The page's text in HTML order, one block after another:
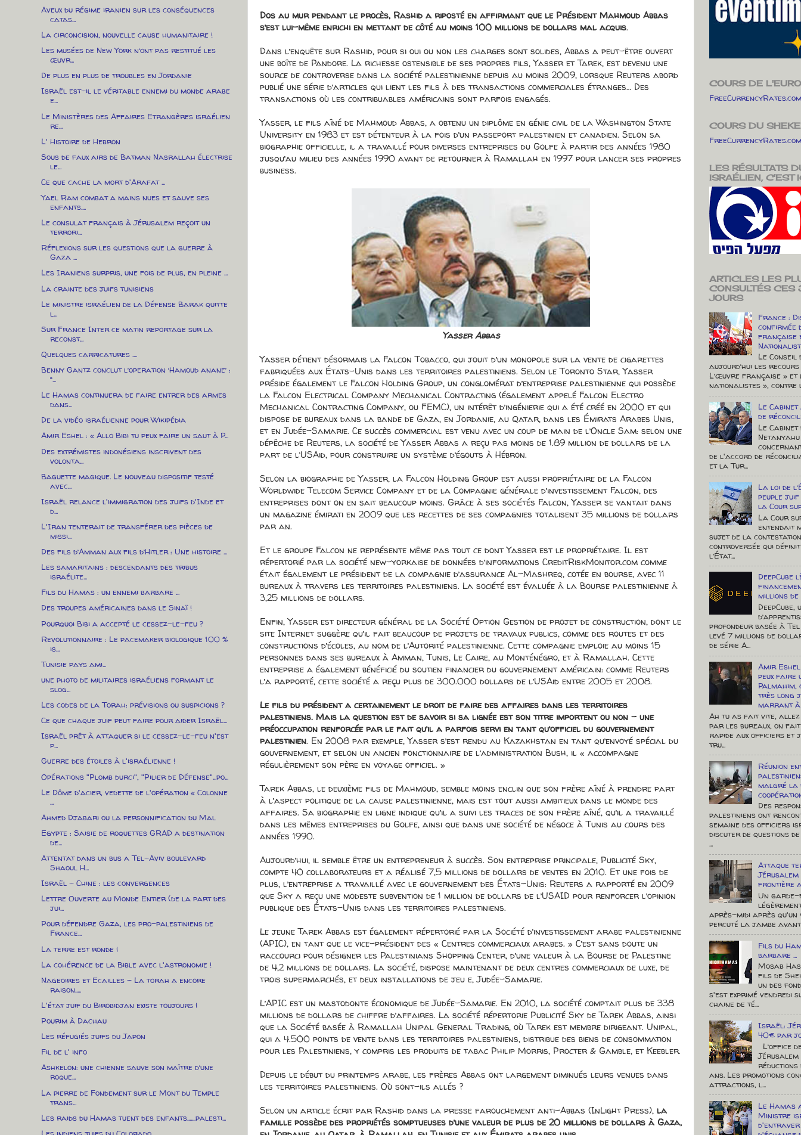
Dos au mur pendant le procès, Rashid a riposté en affirmant que le Président Mahmoud Abbas
s’est lui-même enrichi en mettant de côté au moins 100 millions de dollars mal acquis.
Dans l’enquête sur Rashid, pour si oui ou non les charges sont solides, Abbas a peut-être ouvert
une boîte de Pandore. La richesse ostensible de ses propres fils, Yasser et Tarek, est devenu une
source de controverse dans la société palestinienne depuis au moins 2009, lorsque Reuters abord
publié une série d’articles qui lient les fils à des transactions commerciales étranges… Des
transactions où les contribuables américains sont parfois engagés.
Yasser, le fils aîné de Mahmoud Abbas, a obtenu un diplôme en génie civil de la Washington State
University en 1983 et est détenteur à la fois d’un passeport palestinien et canadien. Selon sa
biographie officielle, il a travaillé pour diverses entreprises du Golfe à partir des années 1980
jusqu’au milieu des années 1990 avant de retourner à Ramallah en 1997 pour lancer ses propres
business.
Yasser Abbas
Yasser détient désormais la Falcon Tobacco, qui jouit d’un monopole sur la vente de cigarettes
fabriquées aux États-Unis dans les territoires palestiniens. Selon le Toronto Star, Yasser
préside également le Falcon Holding Group, un conglomérat d’entreprise palestinienne qui possède
la Falcon Electrical Company Mechanical Contracting (également appelé Falcon Electro
Mechanical Contracting Company, ou FEMC), un intérêt d’ingénierie qui a été créé en 2000 et qui
dispose de bureaux dans la bande de Gaza, en Jordanie, au Qatar, dans les Émirats Arabes Unis,
et en Judée-Samarie. Ce succès commercial est venu avec un coup de main de l’Oncle Sam: selon une
dépêche de Reuters, la société de Yasser Abbas a reçu pas moins de 1.89 million de dollars de la
part de l’USAid, pour construire un système d’égouts à Hébron.
Selon la biographie de Yasser, la Falcon Holding Group est aussi propriétaire de la Falcon
Worldwide Telecom Service Company et de la Compagnie générale d’investissement Falcon, des
entreprises dont on en sait beaucoup moins. Grâce à ses sociétés Falcon, Yasser se vantait dans
un magazine émirati en 2009 que les recettes de ses compagnies totalisent 35 millions de dollars
par an.
Et le groupe Falcon ne représente même pas tout ce dont Yasser est le propriétaire. Il est
répertorié par la société new-yorkaise de données d’informations CreditRiskMonitor.com comme
était également le président de la compagnie d’assurance Al-Mashreq, cotée en bourse, avec 11
bureaux à travers les territoires palestiniens. La société est évaluée à la Bourse palestinienne à
3,25 millions de dollars.
Enfin, Yasser est directeur général de la Société Option Gestion de projet de construction, dont le
site Internet suggère qu’il fait beaucoup de projets de travaux publics, comme des routes et des
constructions d’écoles, au nom de l’Autorité palestinienne. Cette compagnie emploie au moins 15
personnes dans ses bureaux à Amman, Tunis, Le Caire, au Monténégro, et à Ramallah. Cette
entreprise a également bénéficié du soutien financier du gouvernement américain: comme Reuters
l’a rapporté, cette société a reçu plus de 300.000 dollars de l’USAid entre 2005 et 2008.
Le fils du président a certainement le droit de faire des affaires dans les territoires
palestiniens. Mais la question est de savoir si sa lignée est son titre importent ou non – une
préoccupation renforcée par le fait qu’il a parfois servi en tant qu’officiel du gouvernement
palestinien. En 2008 par exemple, Yasser s’est rendu au Kazakhstan en tant qu’envoyé spécial du
gouvernement, et selon un ancien fonctionnaire de l’administration Bush, il « accompagne
régulièrement son père en voyage officiel. »
Tarek Abbas, le deuxième fils de Mahmoud, semble moins enclin que son frère aîné à prendre part
à l’aspect politique de la cause palestinienne, mais est tout aussi ambitieux dans le monde des
affaires. Sa biographie en ligne indique qu’il a suivi les traces de son frère aîné, qu’il a travaillé
dans les mêmes entreprises du Golfe, ainsi que dans une société de négoce à Tunis au cours des
années 1990.
Aujourd’hui, il semble être un entrepreneur à succès. Son entreprise principale, Publicité Sky,
compte 40 collaborateurs et a réalisé 7,5 millions de dollars de ventes en 2010. Et une fois de
plus, l’entreprise a travaillé avec le gouvernement des États-Unis: Reuters a rapporté en 2009
que Sky a reçu une modeste subvention de 1 million de dollars de l’USAID pour renforcer l’opinion
publique des États-Unis dans les territoires palestiniens.
Le jeune Tarek Abbas est également répertorié par la Société d’investissement arabe palestinienne
(APIC), en tant que le vice-président des « Centres commerciaux arabes. » C’est sans doute un
raccourci pour désigner les Palestinians Shopping Center, d’une valeur à la Bourse de Palestine
de 4,2 millions de dollars. La société, dispose maintenant de deux centres commerciaux de luxe, de
trois supermarchés, et deux installations de jeu e, Judée-Samarie.
L’APIC est un mastodonte économique de Judée-Samarie. En 2010, la société comptait plus de 338
millions de dollars de chiffre d’affaires. La société répertorie Publicité Sky de Tarek Abbas, ainsi
que la Société basée à Ramallah Unipal General Trading, où Tarek est membre dirigeant. Unipal,
qui a 4.500 points de vente dans les territoires palestiniens, distribue des biens de consommation
pour les Palestiniens, y compris les produits de tabac Philip Morris, Procter & Gamble, et Keebler.
Depuis le début du printemps arabe, les frères Abbas ont largement diminués leurs venues dans
les territoires palestiniens. Où sont-ils allés ?
Selon un article écrit par Rashid dans la presse farouchement anti-Abbas (InLight Press), la
famille possède des propriétés somptueuses d’une valeur de plus de 20 millions de dollars à Gaza,
Aveux du régime iranien sur les conséquences
catas...
La circoncision, nouvelle cause humanitaire !
Les musées de New York n’ont pas restitué les
œuvr...
De plus en plus de troubles en Jordanie
Israël est-il le véritable ennemi du monde arabe
e...
Le Ministères des Affaires Etrangères israélien
re...
L' Histoire de Hebron
Sous de faux airs de Batman Nasrallah électrise
le...
Ce que cache la mort d'Arafat ...
Yael Ram combat a mains nues et sauve ses
enfants....
Le consulat français à Jérusalem reçoit un
terrori...
Réflexions sur les questions que la guerre à
Gaza ...
Les Iraniens surpris, une fois de plus, en pleine ...
La crainte des juifs tunisiens
Le ministre israélien de la Défense Barak quitte
l...
Sur France Inter ce matin reportage sur la
reconst...
Quelques carricatures ....
Benny Gantz conclut l’operation ‘Hamoud anane’ :
“...
Le Hamas continuera de faire entrer des armes
dans...
De la vidéo israélienne pour Wikipédia
Amir Eshel : « Allo Bibi tu peux faire un saut à P...
Des extrémistes indonésiens inscrivent des
volonta...
Baguette magique. Le nouveau dispositif testé
avec...
Israël relance l'immigration des juifs d'Inde et
d...
L'Iran tenterait de transférer des pièces de
missi...
Des fils d’Amman aux fils d’Hitler : Une histoire ...
Les samaritains : descendants des tribus
israélite...
Fils du Hamas : un ennemi barbare ...
Des troupes américaines dans le Sinaï !
Pourquoi Bibi a accepté le cessez-le-feu ?
Revolutionnaire : Le pacemaker biologique 100 %
is...
Tunisie pays ami...
une photo de militaires israéliens formant le
slog...
Les codes de la Torah: prévisions ou suspicions ?
Ce que chaque juif peut faire pour aider Israël...
Israël prêt à attaquer si le cessez-le-feu n'est
p...
Guerre des étoiles à l'israélienne !
Opérations "Plomb durci", "Pilier de Défense"...po...
Le Dôme d'acier, vedette de l'opération « Colonne
...
Ahmed Djabari ou la personnification du Mal
Egypte : Saisie de roquettes GRAD a destination
de...
Attentat dans un bus a Tel-Aviv boulevard
Shaoul H...
Israël – Chine : les convergences
Lettre Ouverte au Monde Entier (de la part des
jui...
Pour défendre Gaza, les pro-palestiniens de
France...
La terre est ronde !
La cohérence de la Bible avec l'astronomie !
Nageoires et Ecailles - La torah a encore
raison.....
L'état juif du Birobidjan existe toujours !
Pourim à Dachau
Les réfugiés juifs du Japon
Fil de l' info
Ashkelon: une chienne sauve son maître d’une
roque...
La pierre de Fondement sur le Mont du Temple
trans...
Les raids du Hamas tuent des enfants.......palesti...
COURS DE L'EURO
FreeCurrencyRates.com
COURS DU
FreeCurrencyRates.com
LES RÉSULTATS
ISRAÉLIEN, C'EST
ARTICLES LES
CONSULTÉS CES
JOURS
France :
confirmée
française
Le
aujourd’hui les
L’œuvre française » et
nationalistes », contre
Le
de
Le
de l'accord de
et la Tur...
La loi de
peuple juif
la Cour
La Cour
entendait
sujet de la contestation
controversée qui définit
l’État...
DeepCube
millions
DeepCube,
profondeur basée à
levé 7 millions de
de série A...
Amir
peux faire
très long
marrant
Ah tu as fait vite, allez
par les bureaux, on fait
rapide aux officiers et
tru...
Réunion
malgré la
Des
palestiniens ont
semaine des officiers
discuter de questions
...
Attaque
frontière a
Un
après-midi après qu'un
percuté la jambe
Fils du
barbare ...
Mosab
fils de
un des
s'est exprimé vendredi
chaine de té...
Israël:
40€ par
L’office
ans. Les promotions
attractions, l...
Le Hamas
Ministre